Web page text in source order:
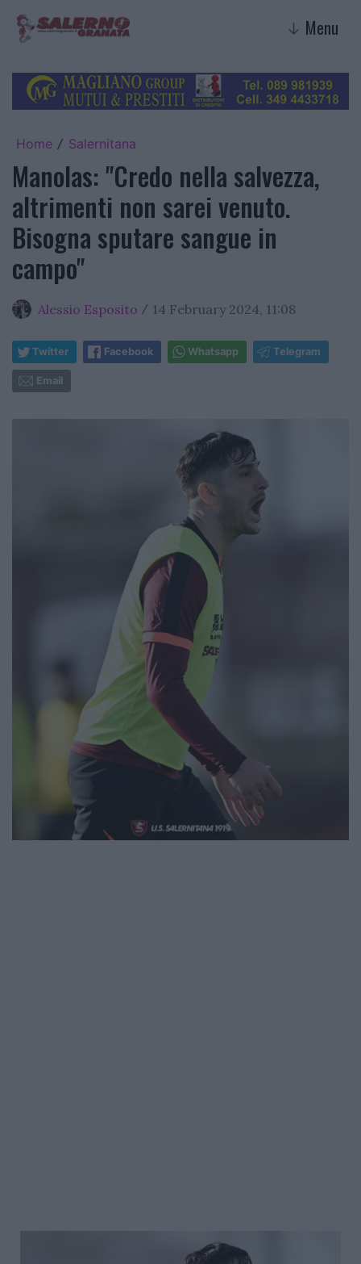
↓ Menu
Home / Salernitana
Manolas: "Credo nella salvezza,
altrimenti non sarei venuto.
Bisogna sputare sangue in
campo"
Alessio Esposito / 14 February 2024, 11:08
Twitter Facebook Whatsapp Telegram
Email